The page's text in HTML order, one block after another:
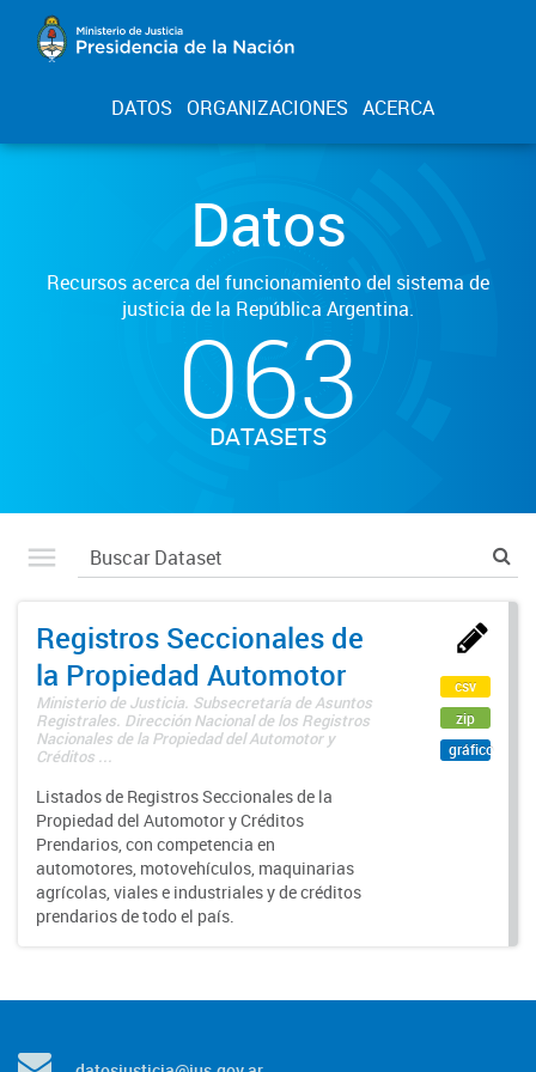
DATOS ORGANIZACIONES ACERCA
Datos
Recursos acerca del funcionamiento del sistema de
justicia de la República Argentina.
063
DATASETS
Registros Seccionales de
la Propiedad Automotor
Ministerio de Justicia. Subsecretaría de Asuntos
Registrales. Dirección Nacional de los Registros
Nacionales de la Propiedad del Automotor y
Créditos ...
Listados de Registros Seccionales de la
Propiedad del Automotor y Créditos
Prendarios, con competencia en
automotores, motovehículos, maquinarias
agrícolas, viales e industriales y de créditos
prendarios de todo el país.
csv
zip
gráfico